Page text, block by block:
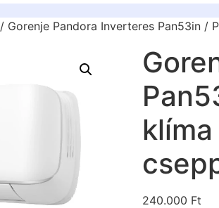
/ Gorenje Pandora Inverteres Pan53in /
240.000 Ft